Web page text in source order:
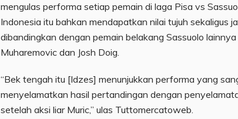
mengulas performa setiap pemain di laga Pisa vs
Indonesia itu bahkan mendapatkan nilai tujuh sekaligus
dibandingkan dengan pemain belakang Sassuolo
Muharemovic dan Josh Doig.
“Bek tengah itu [Idzes] menunjukkan performa yang
menyelamatkan hasil pertandingan dengan
setelah aksi liar Muric,” ulas Tuttomercatoweb.